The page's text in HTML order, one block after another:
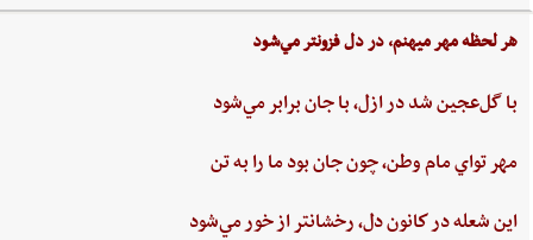
هر لحظه‌ مهر ميهنم،‌ در دل‌ فزونتر مي‌شود
با گل‌عجين‌ شد در ازل،‌ با جان‌ برابر مي‌شود
مهر تواي ‌مام ‌وطن،‌ چون‌ جان‌ بود ما را به‌ تن
اين ‌شعله ‌در كانون ‌دل، ‌رخشانتر از خور مي‌شود